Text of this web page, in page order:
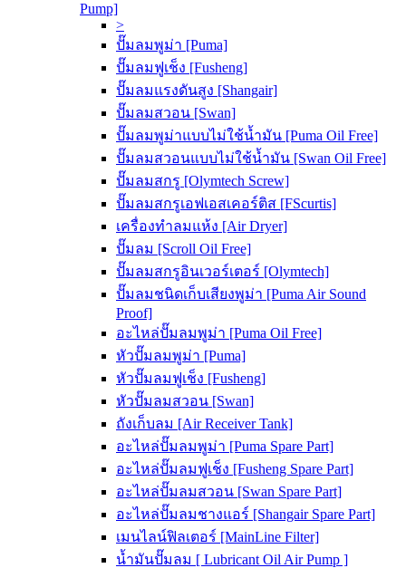
Pump]
>
ปั๊มลมพูม่า [Puma]
ปั๊มลมฟูเช็ง [Fusheng]
ปั๊มลมแรงดันสูง [Shangair]
ปั๊มลมสวอน [Swan]
ปั๊มลมพูม่าแบบไม่ใช้น้ำมัน [Puma Oil Free]
ปั๊มลมสวอนแบบไม่ใช้น้ำมัน [Swan Oil Free]
ปั๊มลมสกรู [Olymtech Screw]
ปั๊มลมสกรูเอฟเอสเคอร์ติส [FScurtis]
เครื่องทำลมแห้ง [Air Dryer]
ปั๊มลม [Scroll Oil Free]
ปั๊มลมสกรูอินเวอร์เตอร์ [Olymtech]
ปั๊มลมชนิดเก็บเสียงพูม่า [Puma Air Sound
Proof]
อะไหล่ปั๊มลมพูม่า [Puma Oil Free]
หัวปั๊มลมพูม่า [Puma]
หัวปั๊มลมฟูเช็ง [Fusheng]
หัวปั๊มลมสวอน [Swan]
ถังเก็บลม [Air Receiver Tank]
อะไหล่ปั๊มลมพูม่า [Puma Spare Part]
อะไหล่ปั๊มลมฟูเช็ง [Fusheng Spare Part]
อะไหล่ปั๊มลมสวอน [Swan Spare Part]
อะไหล่ปั๊มลมชางแอร์ [Shangair Spare Part]
เมนไลน์ฟิลเตอร์ [MainLine Filter]
น้ำมันปั๊มลม [ Lubricant Oil Air Pump ]